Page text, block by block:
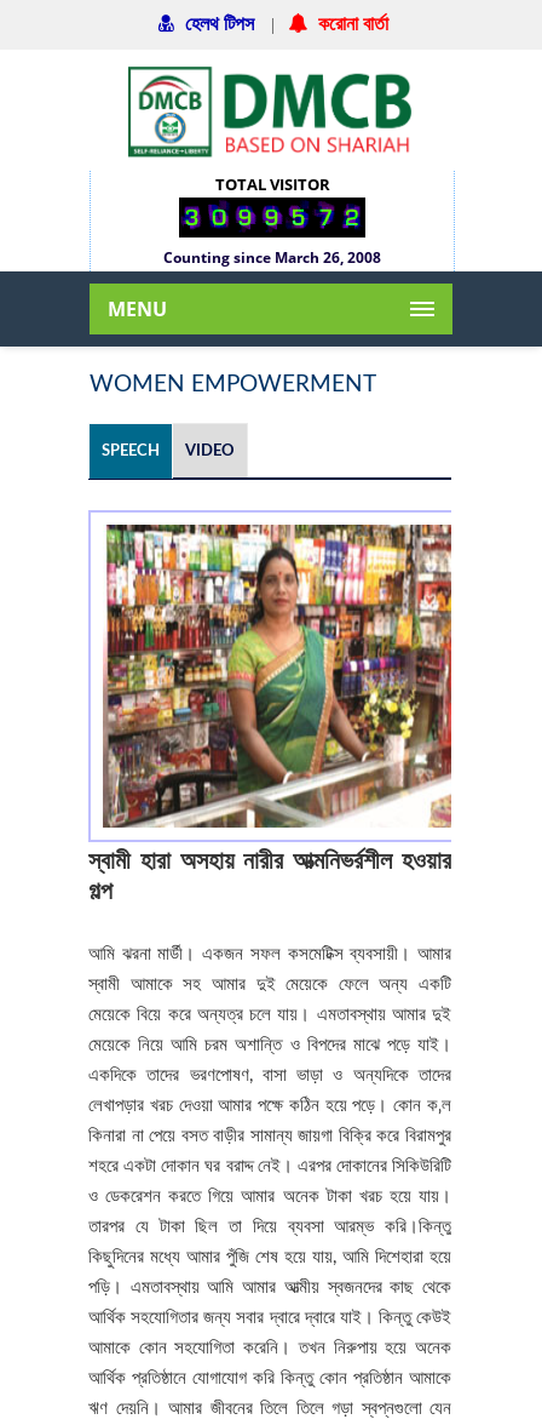
হেলথ টিপস | করোনা বার্তা
TOTAL VISITOR
Counting since March 26, 2008
MENU
WOMEN EMPOWERMENT
SPEECH VIDEO
স্বামী হারা অসহায় নারীর আত্মনিভর্রশীল হওয়ার
গল্প
আমি ঝরনা মার্ডী। একজন সফল কসমেটিক্স ব্যবসায়ী। আমার
স্বামী আমাকে সহ আমার দুই মেয়েকে ফেলে অন্য একটি
মেয়েকে বিয়ে করে অন্যত্র চলে যায়। এমতাবস্থায় আমার দুই
মেয়েকে নিয়ে আমি চরম অশান্তি ও বিপদের মাঝে পড়ে যাই।
একদিকে তাদের ভরণপোষণ, বাসা ভাড়া ও অন্যদিকে তাদের
লেখাপড়ার খরচ দেওয়া আমার পক্ষে কঠিন হয়ে পড়ে। কোন ক‚ল
কিনারা না পেয়ে বসত বাড়ীর সামান্য জায়গা বিক্রি করে বিরামপুর
শহরে একটা দোকান ঘর বরাদ্দ নেই। এরপর দোকানের সিকিউরিটি
ও ডেকরেশন করতে গিয়ে আমার অনেক টাকা খরচ হয়ে যায়।
তারপর যে টাকা ছিল তা দিয়ে ব্যবসা আরম্ভ করি।কিন্তু
কিছুদিনের মধ্যে আমার পুঁজি শেষ হয়ে যায়, আমি দিশেহারা হয়ে
পড়ি। এমতাবস্থায় আমি আমার আত্মীয় স্বজনদের কাছ থেকে
আর্থিক সহযোগিতার জন্য সবার দ্বারে দ্বারে যাই। কিন্তু কেউই
আমাকে কোন সহযোগিতা করেনি। তখন নিরুপায় হয়ে অনেক
আর্থিক প্রতিষ্ঠানে যোগাযোগ করি কিন্তু কোন প্রতিষ্ঠান আমাকে
ঋণ দেয়নি। আমার জীবনের তিলে তিলে গড়া স্বপ্নগুলো যেন